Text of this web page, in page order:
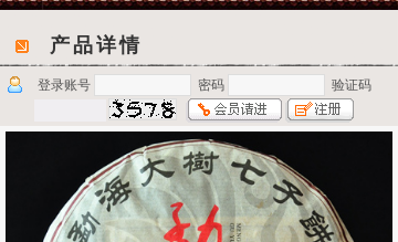
产品详情
登录账号 密码 验证码